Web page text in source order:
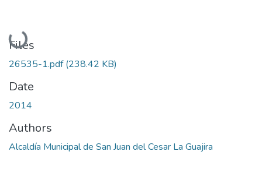
Loading...
Files
26535-1.pdf(238.42 KB)
Date
2014
Authors
Alcaldía Municipal de San Juan del Cesar La Guajira